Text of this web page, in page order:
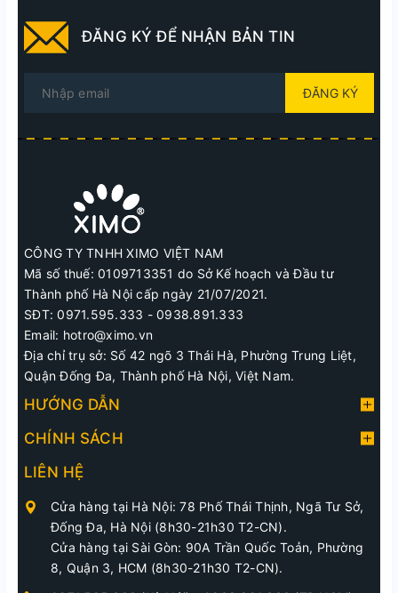
ĐĂNG KÝ ĐỂ NHẬN BẢN TIN
ĐĂNG KÝ
CÔNG TY TNHH XIMO VIỆT NAM
Mã số thuế: 0109713351 do Sở Kế hoạch và Đầu tư
Thành phố Hà Nội cấp ngày 21/07/2021.
SĐT: 0971.595.333 - 0938.891.333
Email: hotro@ximo.vn
Địa chỉ trụ sở: Số 42 ngõ 3 Thái Hà, Phường Trung Liệt,
Quận Đống Đa, Thành phố Hà Nội, Việt Nam.
HƯỚNG DẪN
CHÍNH SÁCH
LIÊN HỆ
Cửa hàng tại Hà Nội: 78 Phố Thái Thịnh, Ngã Tư Sở,
Đống Đa, Hà Nội (8h30-21h30 T2-CN).
Cửa hàng tại Sài Gòn: 90A Trần Quốc Toản, Phường
8, Quận 3, HCM (8h30-21h30 T2-CN).